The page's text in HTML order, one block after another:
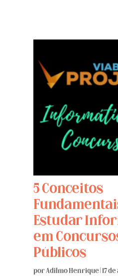
5 Conceitos
Estudar
em
Públicos
porAdilmo Henrique| 17